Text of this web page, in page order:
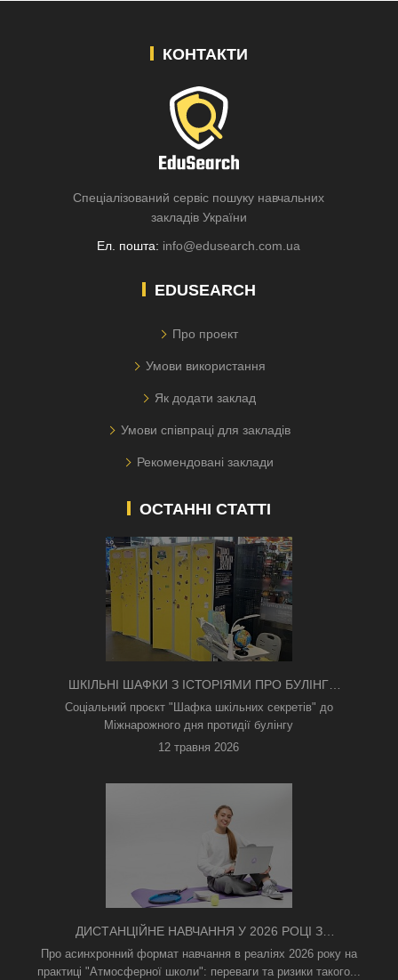
КОНТАКТИ
Спеціалізований сервіс пошуку навчальних
закладів України
Ел. пошта: info@edusearch.com.ua
EDUSEARCH
Про проект
Умови використання
Як додати заклад
Умови співпраці для закладів
Рекомендовані заклади
ОСТАННІ СТАТТІ
ШКІЛЬНІ ШАФКИ З ІСТОРІЯМИ ПРО БУЛІНГ
З'ЯВИЛИСЯ В КИЄВІ
Соціальний проєкт "Шафка шкільних секретів" до
Міжнарожного дня протидії булінгу
12 травня 2026
ДИСТАНЦІЙНЕ НАВЧАННЯ У 2026 РОЦІ З
ТРИВОГАМИ ТА БЕЗ СВІТЛА: ЯК АСИНХРОННИЙ
ФОРМАТ РЯТУЄ ОСВІТНІЙ ПРОЦЕС
Про асинхронний формат навчання в реаліях 2026 року на
практиці "Атмосферної школи": переваги та ризики такого...